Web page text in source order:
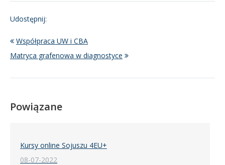
Udostępnij:
Współpraca UW i CBA
Matryca grafenowa w diagnostyce
Powiązane
Kursy online Sojuszu 4EU+
08-07-2022